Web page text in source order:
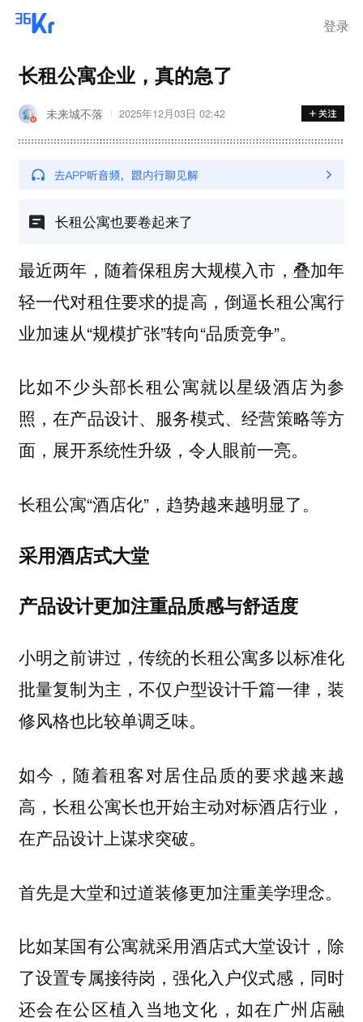
登录
长租公寓企业，真的急了
未来城不落 2025年12月03日 02:42
长租公寓也要卷起来了
最近两年，随着保租房大规模入市，叠加年
轻一代对租住要求的提高，倒逼长租公寓行
业加速从“规模扩张”转向“品质竞争”。
比如不少头部长租公寓就以星级酒店为参
照，在产品设计、服务模式、经营策略等方
面，展开系统性升级，令人眼前一亮。
长租公寓“酒店化”，趋势越来越明显了。
采用酒店式大堂
产品设计更加注重品质感与舒适度
小明之前讲过，传统的长租公寓多以标准化
批量复制为主，不仅户型设计千篇一律，装
修风格也比较单调乏味。
如今，随着租客对居住品质的要求越来越
高，长租公寓长也开始主动对标酒店行业，
在产品设计上谋求突破。
首先是大堂和过道装修更加注重美学理念。
比如某国有公寓就采用酒店式大堂设计，除
了设置专属接待岗，强化入户仪式感，同时
还会在公区植入当地文化，如在广州店融